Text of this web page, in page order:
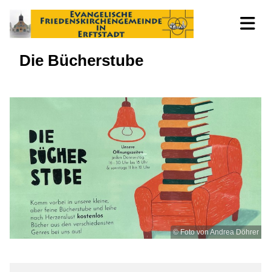
Die Bücherstube
© Foto von Andrea Döhrer